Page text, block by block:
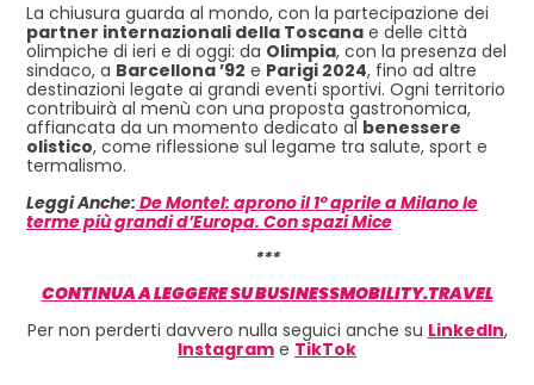
La chiusura guarda al mondo, con la partecipazione dei
partner internazionali della Toscana e delle città
olimpiche di ieri e di oggi: da Olimpia, con la presenza del
sindaco, a Barcellona ’92 e Parigi 2024, fino ad altre
destinazioni legate ai grandi eventi sportivi. Ogni territorio
contribuirà al menù con una proposta gastronomica,
affiancata da un momento dedicato al benessere
olistico, come riflessione sul legame tra salute, sport e
termalismo.
Leggi Anche: De Montel: aprono il 1° aprile a Milano le
terme più grandi d’Europa. Con spazi Mice
***
CONTINUA A LEGGERE SU BUSINESSMOBILITY.TRAVEL
Per non perderti davvero nulla seguici anche su LinkedIn,
Instagram e TikTok